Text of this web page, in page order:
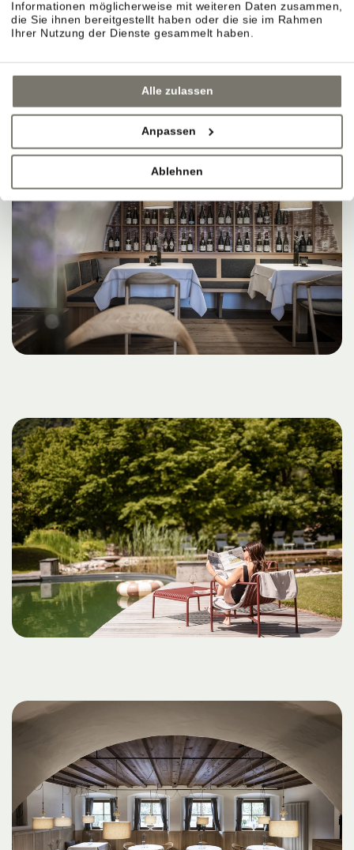
Informationen möglicherweise mit weiteren Daten zusammen,
die Sie ihnen bereitgestellt haben oder die sie im Rahmen
Ihrer Nutzung der Dienste gesammelt haben.
Alle zulassen
Anpassen
Ablehnen